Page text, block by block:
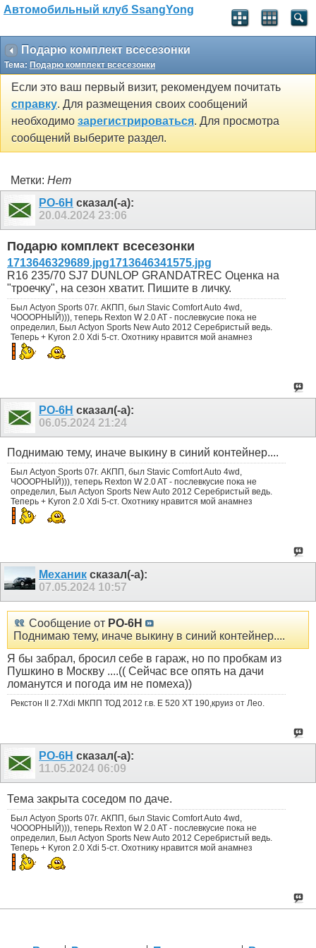
Автомобильный клуб SsangYong
Подарю комплект всесезонки
Тема: Подарю комплект всесезонки
Если это ваш первый визит, рекомендуем почитать
справку. Для размещения своих сообщений
необходимо зарегистрироваться. Для просмотра
сообщений выберите раздел.
Метки: Нет
РО-6Н сказал(-а):
20.04.2024 23:06
Подарю комплект всесезонки
1713646329689.jpg1713646341575.jpg
R16 235/70 SJ7 DUNLOP GRANDATREC Оценка на
"троечку", на сезон хватит. Пишите в личку.
Был Actyon Sports 07г. АКПП, был Stavic Comfort Auto 4wd,
ЧОООРНЫЙ))), теперь Rexton W 2.0 AT - послевкусие пока не
определил, Был Actyon Sports New Auto 2012 Серебристый ведь.
Теперь + Kyron 2.0 Xdi 5-ст. Охотнику нравится мой анамнез
РО-6Н сказал(-а):
06.05.2024 21:24
Поднимаю тему, иначе выкину в синий контейнер....
Был Actyon Sports 07г. АКПП, был Stavic Comfort Auto 4wd,
ЧОООРНЫЙ))), теперь Rexton W 2.0 AT - послевкусие пока не
определил, Был Actyon Sports New Auto 2012 Серебристый ведь.
Теперь + Kyron 2.0 Xdi 5-ст. Охотнику нравится мой анамнез
Механик сказал(-а):
07.05.2024 10:57
Сообщение от РО-6Н
Поднимаю тему, иначе выкину в синий контейнер....
Я бы забрал, бросил себе в гараж, но по пробкам из
Пушкино в Москву ....(( Сейчас все опять на дачи
ломанутся и погода им не помеха))
Рекстон II 2.7Xdi МКПП ТОД 2012 г.в. Е 520 ХТ 190,круиз от Лео.
РО-6Н сказал(-а):
11.05.2024 06:09
Тема закрыта соседом по даче.
Был Actyon Sports 07г. АКПП, был Stavic Comfort Auto 4wd,
ЧОООРНЫЙ))), теперь Rexton W 2.0 AT - послевкусие пока не
определил, Был Actyon Sports New Auto 2012 Серебристый ведь.
Теперь + Kyron 2.0 Xdi 5-ст. Охотнику нравится мой анамнез